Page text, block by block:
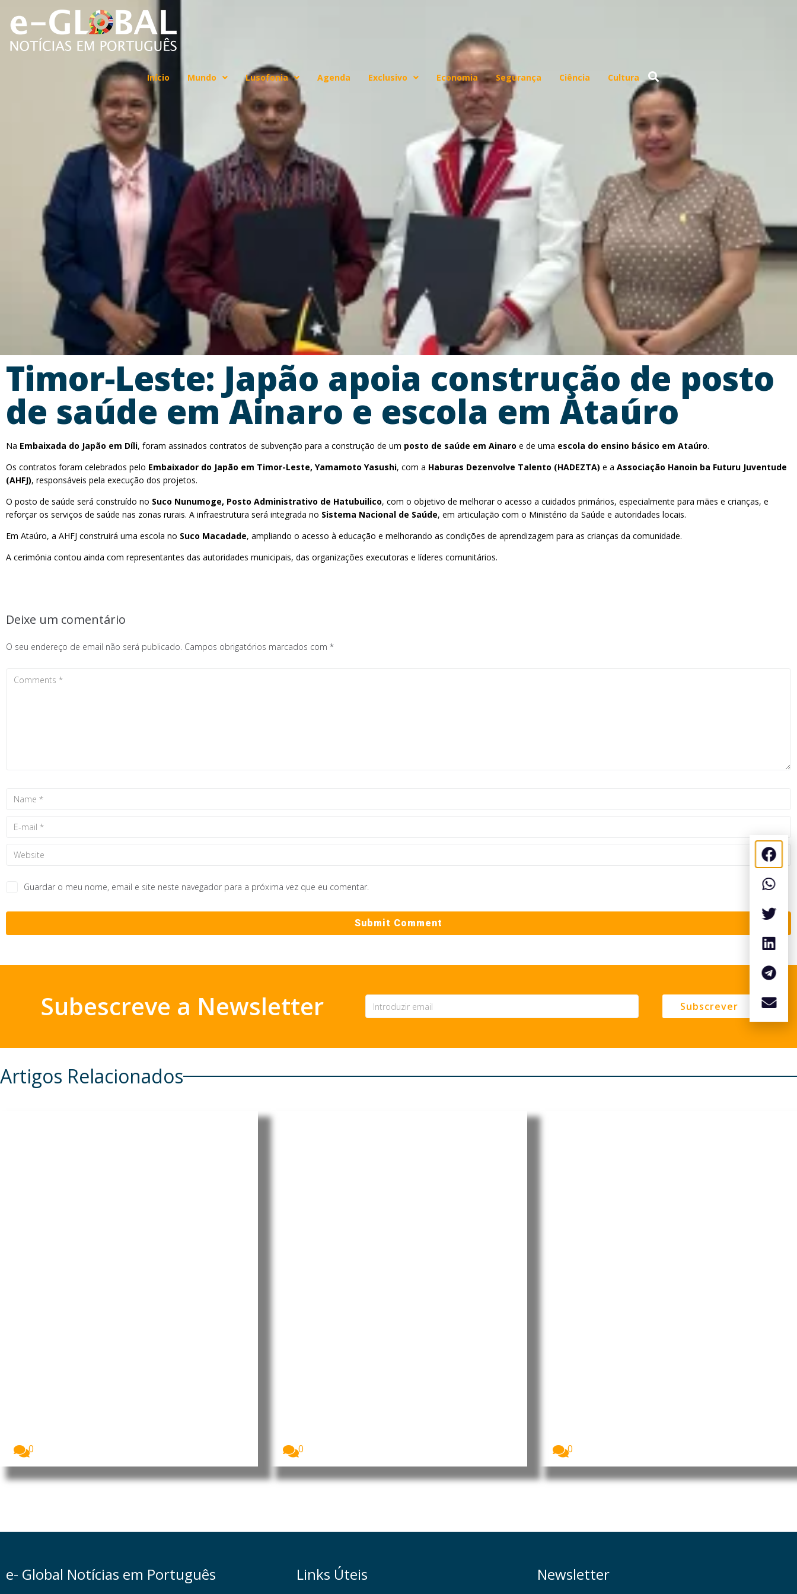
Início Mundo Lusofonia Agenda Exclusivo Economia Segurança Ciência Cultura
Timor-Leste: Japão apoia construção de posto
de saúde em Ainaro e escola em Ataúro
Na Embaixada do Japão em Díli, foram assinados contratos de subvenção para a construção de um posto de saúde em Ainaro e de uma escola do ensino básico em Ataúro.
Os contratos foram celebrados pelo Embaixador do Japão em Timor-Leste, Yamamoto Yasushi, com a Haburas Dezenvolve Talento (HADEZTA) e a Associação Hanoin ba Futuru Juventude
(AHFJ), responsáveis pela execução dos projetos.
O posto de saúde será construído no Suco Nunumoge, Posto Administrativo de Hatubuilico, com o objetivo de melhorar o acesso a cuidados primários, especialmente para mães e crianças, e
reforçar os serviços de saúde nas zonas rurais. A infraestrutura será integrada no Sistema Nacional de Saúde, em articulação com o Ministério da Saúde e autoridades locais.
Em Ataúro, a AHFJ construirá uma escola no Suco Macadade, ampliando o acesso à educação e melhorando as condições de aprendizagem para as crianças da comunidade.
A cerimónia contou ainda com representantes das autoridades municipais, das organizações executoras e líderes comunitários.
Deixe um comentário
O seu endereço de email não será publicado. Campos obrigatórios marcados com *
Guardar o meu nome, email e site neste navegador para a próxima vez que eu comentar.
Subescreve a Newsletter Subscrever
Artigos Relacionados
0
0
0
e- Global Notícias em Português Links Úteis Newsletter